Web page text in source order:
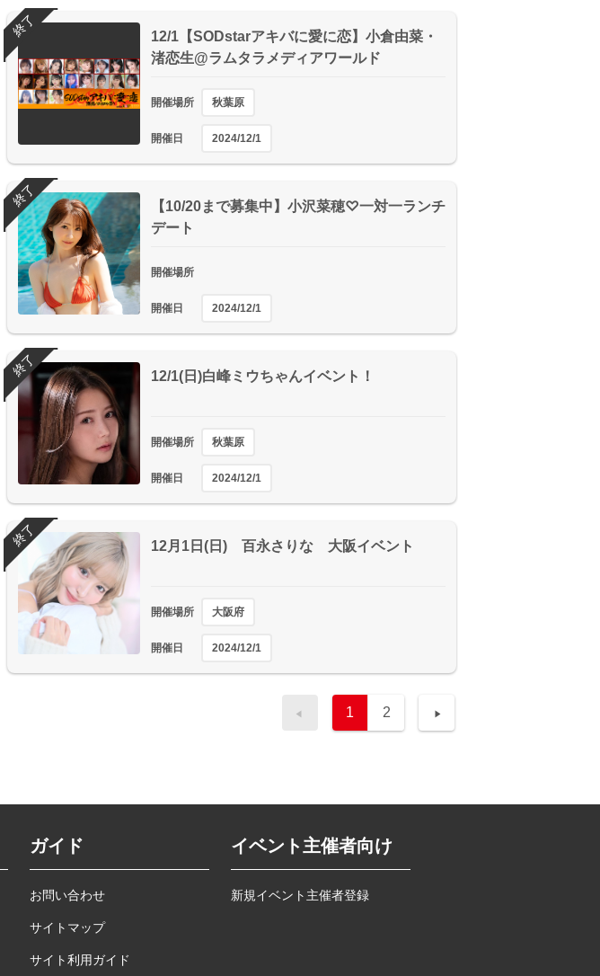
12/1【SODstarアキバに愛に恋】小倉由菜・
渚恋生@ラムタラメディアワールド
開催場所 秋葉原
開催日 2024/12/1
終了
【10/20まで募集中】小沢菜穂♡一対一ランチ
デート
開催場所
開催日 2024/12/1
終了
12/1(日)白峰ミウちゃんイベント！
開催場所 秋葉原
開催日 2024/12/1
終了
12月1日(日) 百永さりな 大阪イベント
開催場所 大阪府
開催日 2024/12/1
終了
1 2
ガイド
お問い合わせ
サイトマップ
サイト利用ガイド
イベント主催者向け
新規イベント主催者登録